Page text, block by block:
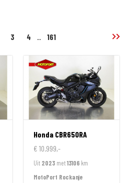
3 4 .. 161
Honda CBR650RA
€ 10.999,-
Uit 2023 met13106 km
MotoPort Rockanje